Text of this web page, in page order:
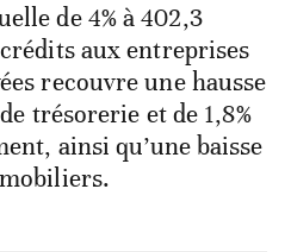
de 4% à 402,3
aux entreprises
recouvre une hausse
trésorerie et de 1,8%
ainsi qu’une baisse